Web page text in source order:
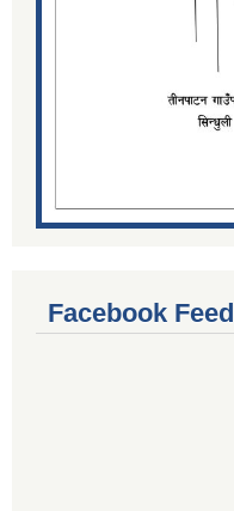
Facebook Feed